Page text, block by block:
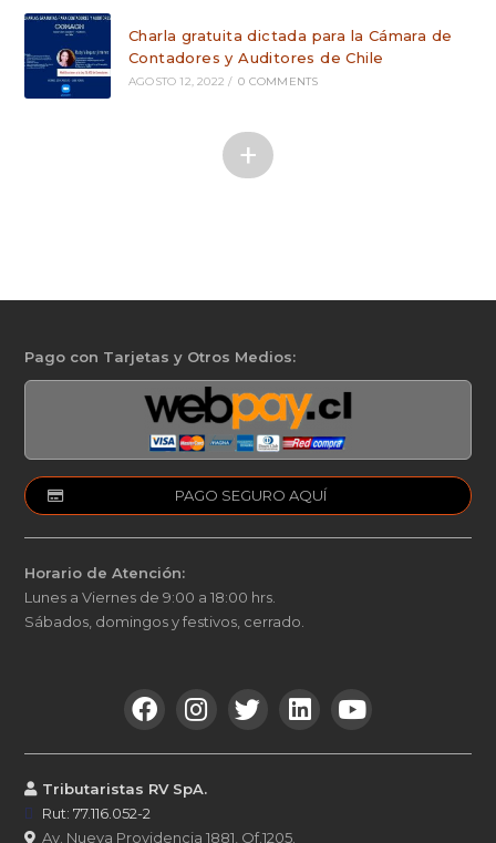
Charla gratuita dictada para la Cámara de
Contadores y Auditores de Chile
AGOSTO 12, 2022 / 0 COMMENTS
+
Pago con Tarjetas y Otros Medios:
PAGO SEGURO AQUÍ
Horario de Atención:
Lunes a Viernes de 9:00 a 18:00 hrs.
Sábados, domingos y festivos, cerrado.
Tributaristas RV SpA.
Rut: 77.116.052-2
Av. Nueva Providencia 1881, Of.1205.